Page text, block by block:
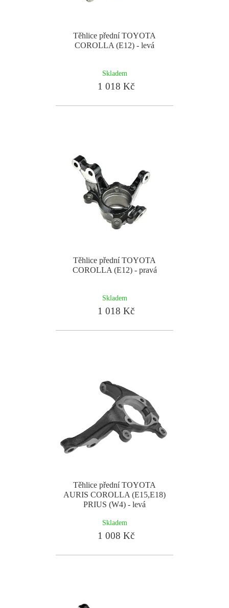
Těhlice přední TOYOTA
COROLLA (E12) - levá
Skladem
1 018 Kč
Těhlice přední TOYOTA
COROLLA (E12) - pravá
Skladem
1 018 Kč
Těhlice přední TOYOTA
AURIS COROLLA (E15,E18)
PRIUS (W4) - levá
Skladem
1 008 Kč